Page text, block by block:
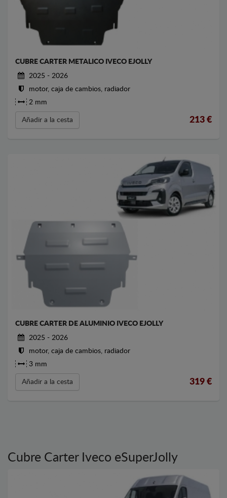
CUBRE CARTER METALICO IVECO EJOLLY
2025 - 2026
motor, caja de cambios, radiador
2 mm
Añadir a la cesta 213 €
CUBRE CARTER DE ALUMINIO IVECO EJOLLY
2025 - 2026
motor, caja de cambios, radiador
3 mm
Añadir a la cesta 319 €
Cubre Carter Iveco eSuperJolly